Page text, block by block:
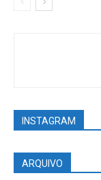
INSTAGRAM
ARQUIVO